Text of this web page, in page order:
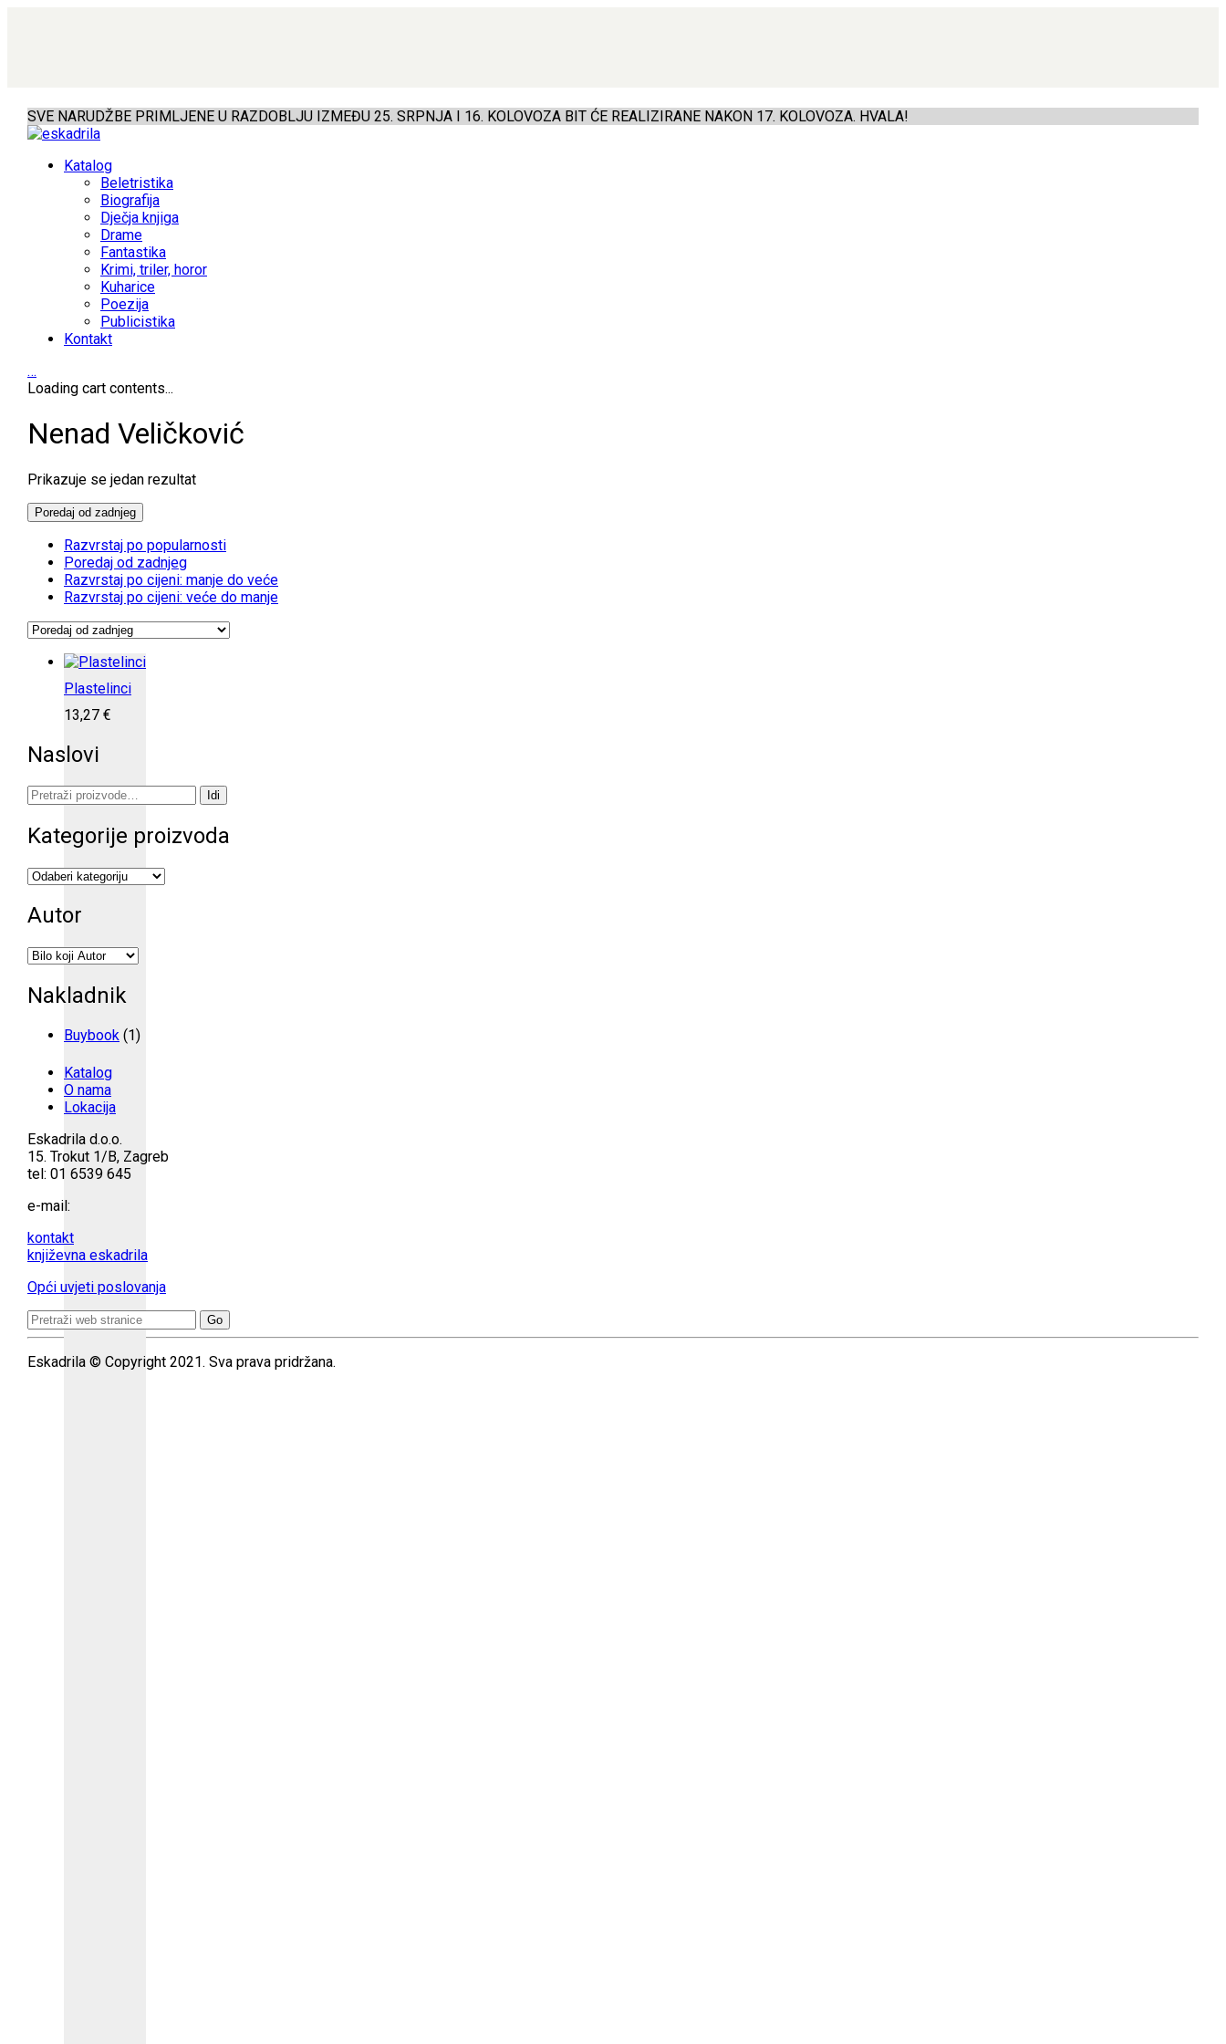
SVE NARUDŽBE PRIMLJENE U RAZDOBLJU IZMEĐU 25. SRPNJA I 16. KOLOVOZA BIT ĆE REALIZIRANE NAKON 17. KOLOVOZA. HVALA!
Katalog
Beletristika
Biografija
Dječja knjiga
Drame
Fantastika
Krimi, triler, horor
Kuharice
Poezija
Publicistika
Kontakt
…
Loading cart contents...
Nenad Veličković
Prikazuje se jedan rezultat
Poredaj od zadnjeg
Razvrstaj po popularnosti
Poredaj od zadnjeg
Razvrstaj po cijeni: manje do veće
Razvrstaj po cijeni: veće do manje
Plastelinci
13,27 €
Naslovi
Pretraži: Idi
Kategorije proizvoda
Autor
Nakladnik
Buybook (1)
Katalog
O nama
Lokacija
Eskadrila d.o.o.
15. Trokut 1/B, Zagreb
tel: 01 6539 645
e-mail:
kontakt
književna eskadrila
Opći uvjeti poslovanja
Search
for:
Eskadrila © Copyright 2021. Sva prava pridržana.